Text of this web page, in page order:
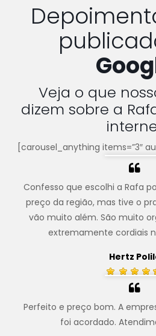
Veja o que
dizem sobre a
[carousel_anything items=”3″
Confesso que escolhi a Rafa
preço da região, mas tive o
vão muito além. São muito
extremamente cordiais
Hertz
Perfeito e preço bom. A
foi acordado.